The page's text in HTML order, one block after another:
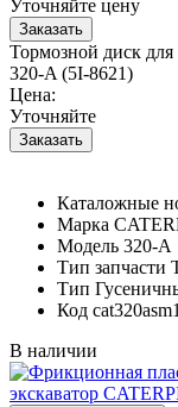
Уточняйте цену
Тормозной диск
320-A (5I-8621)
Цена:
Уточняйте
Каталожные
Марка
Модель 320-A
Тип запчасти
Тип
Код
В наличии